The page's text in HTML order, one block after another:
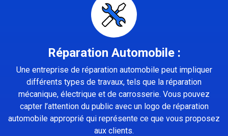
Réparation Automobile :
Une entreprise de réparation automobile peut impliquer
différents types de travaux, tels que la réparation
mécanique, électrique et de carrosserie. Vous pouvez
capter l’attention du public avec un logo de réparation
automobile approprié qui représente ce que vous proposez
aux clients.